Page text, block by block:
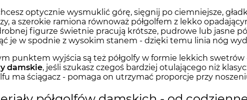
optycznie wysmuklić górę, sięgnij po ciemniejsze,
a szerokie ramiona równoważ półgolfem z lekko
figurze świetnie pracują krótsze, pudrowe lub jasne
je w spodnie z wysokim stanem - dzięki temu linia nóg
punktem wyjścia są też półgolfy w formie lekkich
damskie, jeśli szukasz czegoś bardziej otulającego niż
ma ściągacz - pomaga on utrzymać proporcje przy